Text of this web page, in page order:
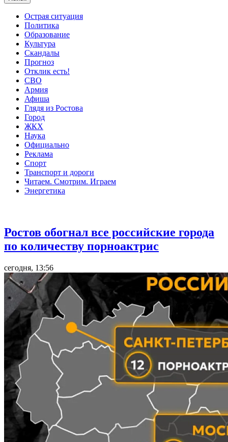
Острая ситуация
Политика
Образование
Культура
Скандалы
Прогноз
Отклик есть!
СВО
Армия
Афиша
Глядя из Ростова
Город
ЖКХ
Наука
Официально
Реклама
Спорт
Транспорт и дороги
Читаем. Смотрим. Играем
Энергетика
Ростов обогнал все российские города
по количеству порноактрис
сегодня, 13:56